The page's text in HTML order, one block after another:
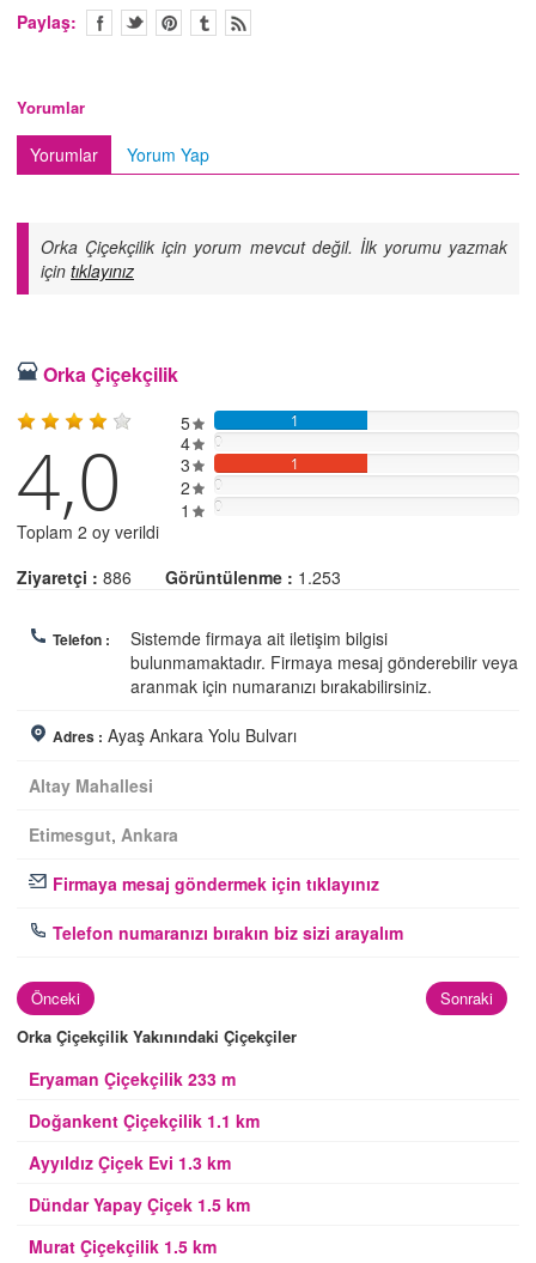
Paylaş:
Yorumlar
Yorumlar Yorum Yap
Orka Çiçekçilik için yorum mevcut değil. İlk yorumu yazmak
için tıklayınız
Orka Çiçekçilik
4,0
Toplam 2 oy verildi
5 1
4 0
3 1
2 0
1 0
Ziyaretçi : 886 Görüntülenme : 1.253
Telefon :
Sistemde firmaya ait iletişim bilgisi
bulunmamaktadır. Firmaya mesaj gönderebilir veya
aranmak için numaranızı bırakabilirsiniz.
Adres : Ayaş Ankara Yolu Bulvarı
Altay Mahallesi
Etimesgut, Ankara
Firmaya mesaj göndermek için tıklayınız
Telefon numaranızı bırakın biz sizi arayalım
Önceki
Sonraki
Orka Çiçekçilik Yakınındaki Çiçekçiler
Eryaman Çiçekçilik 233 m
Doğankent Çiçekçilik 1.1 km
Ayyıldız Çiçek Evi 1.3 km
Dündar Yapay Çiçek 1.5 km
Murat Çiçekçilik 1.5 km